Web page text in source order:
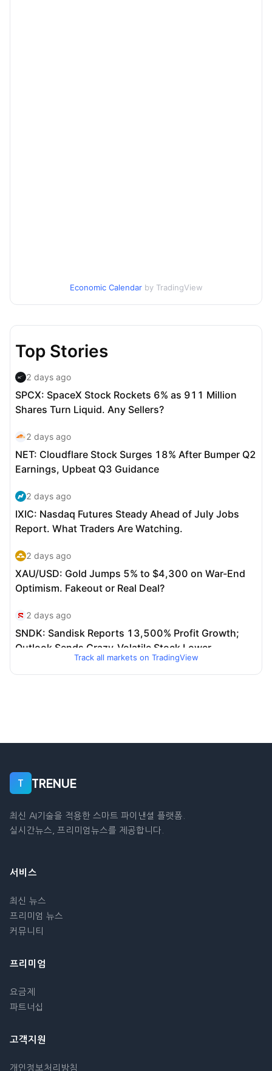
Economic Calendar by TradingView
Track all markets on TradingView
T TRENUE
최신 AI기술을 적용한 스마트 파이낸셜 플랫폼.
실시간뉴스, 프리미엄뉴스를 제공합니다.
서비스
최신 뉴스
프리미엄 뉴스
커뮤니티
프리미엄
요금제
파트너십
고객지원
개인정보처리방침